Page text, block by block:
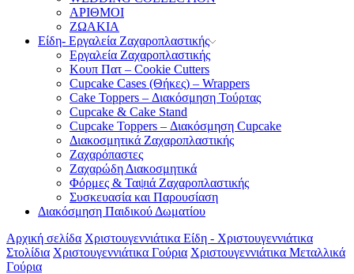
ΑΡΙΘΜΟΙ
ΖΩΑΚΙΑ
Είδη- Εργαλεία Ζαχαροπλαστικής
Εργαλεία Ζαχαροπλαστικής
Κουπ Πατ – Cookie Cutters
Cupcake Cases (Θήκες) – Wrappers
Cake Toppers – Διακόσμηση Τούρτας
Cupcake & Cake Stand
Cupcake Toppers – Διακόσμηση Cupcake
Διακοσμητικά Ζαχαροπλαστικής
Ζαχαρόπαστες
Ζαχαρώδη Διακοσμητικά
Φόρμες & Ταψιά Ζαχαροπλαστικής
Συσκευασία και Παρουσίαση
Διακόσμηση Παιδικού Δωματίου
Αρχική σελίδα Χριστουγεννιάτικα Είδη - Χριστουγεννιάτικα
Στολίδια Χριστουγεννιάτικα Γούρια Χριστουγεννιάτικα Μεταλλικά
Γούρια